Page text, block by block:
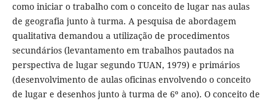
como iniciar o trabalho com o conceito de lugar nas aulas
de geografia junto à turma. A pesquisa de abordagem
qualitativa demandou a utilização de procedimentos
secundários (levantamento em trabalhos pautados na
perspectiva de lugar segundo TUAN, 1979) e primários
(desenvolvimento de aulas oficinas envolvendo o conceito
de lugar e desenhos junto à turma de 6º ano). O conceito de